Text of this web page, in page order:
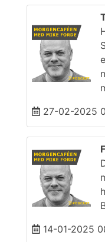
27-02-2025
14-01-2025